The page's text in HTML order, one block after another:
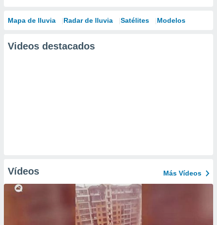
Mapa de lluvia Radar de lluvia Satélites Modelos
Videos destacados
Vídeos Más Vídeos